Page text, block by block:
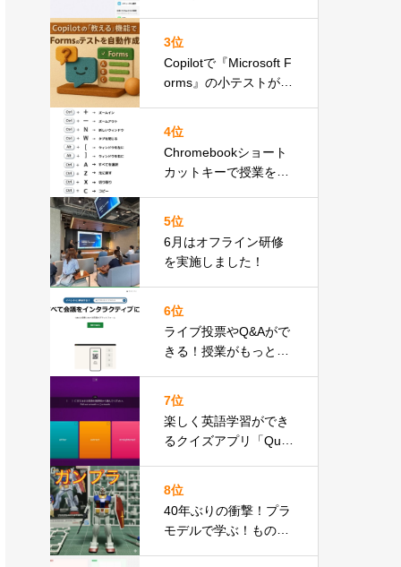
3位
Copilotで『Microsoft F
orms』の小テストが自
4位
Chromebookショート
カットキーで授業をも
5位
6月はオフライン研修
を実施しました！
6位
ライブ投票やQ&Aがで
きる！授業がもっと双
ド
7位
楽しく英語学習ができ
るクイズアプリ「Quizi
8位
40年ぶりの衝撃！プラ
モデルで学ぶ！ものづ